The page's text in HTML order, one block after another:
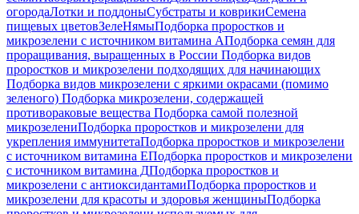
огородаЛотки и поддоныСубстраты и коврикиСемена
пищевых цветовЗелеНямыПодборка проростков и
микрозелени с источником витамина АПодборка семян для
проращивания, выращенных в России Подборка видов
проростков и микрозелени подходящих для начинающих
Подборка видов микрозелени с яркими окрасами (помимо
зеленого) Подборка микрозелени, содержащей
противораковые вещества Подборка самой полезной
микрозелениПодборка проростков и микрозелени для
укрепления иммунитетаПодборка проростков и микрозелени
с источником витамина ЕПодборка проростков и микрозелени
с источником витамина ДПодборка проростков и
микрозелени с антиоксидантамиПодборка проростков и
микрозелени для красоты и здоровья женщиныПодборка